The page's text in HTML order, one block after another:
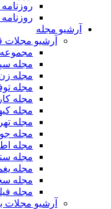
آرشیو مجله
آرشیو مجلات
مجموعه 20 هزار مجله قدیمی
مجله
مجله
مجله
مجله
مجله
مجله
مجله
مجله
مجله
مجله
مجله
مجله
آرشیو مجلات